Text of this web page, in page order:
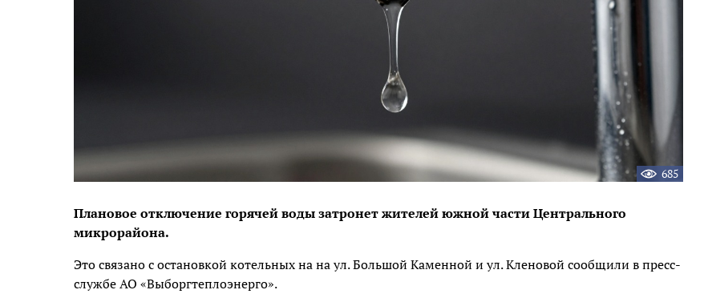
685
Плановое отключение горячей воды затронет жителей южной части Центрального
микрорайона.
Это связано с остановкой котельных на на ул. Большой Каменной и ул. Кленовой сообщили в пресс-
службе АО «Выборгтеплоэнерго».